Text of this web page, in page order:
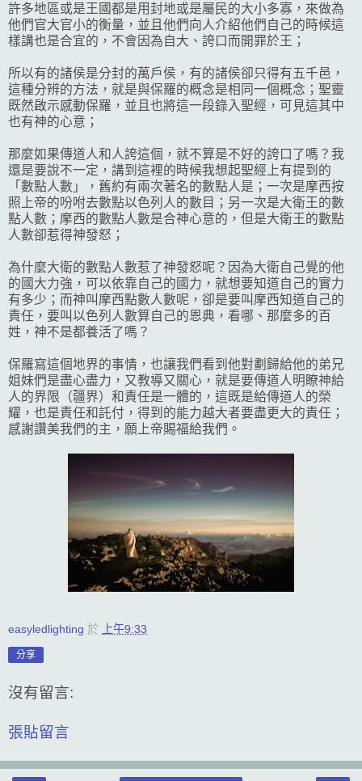
許多地區或是王國都是用封地或是屬民的大小多寡，來做為
他們官大官小的衡量，並且他們向人介紹他們自己的時候這
樣講也是合宜的，不會因為自大、誇口而開罪於王；
所以有的諸侯是分封的萬戶侯，有的諸侯卻只得有五千邑，
這種分辨的方法，就是與保羅的概念是相同一個概念；聖靈
既然啟示感動保羅，並且也將這一段錄入聖經，可見這其中
也有神的心意；
那麼如果傳道人和人誇這個，就不算是不好的誇口了嗎？我
還是要說不一定，講到這裡的時候我想起聖經上有提到的
「數點人數」，舊約有兩次著名的數點人是；一次是摩西按
照上帝的吩咐去數點以色列人的數目；另一次是大衛王的數
點人數；摩西的數點人數是合神心意的，但是大衛王的數點
人數卻惹得神發怒；
為什麼大衛的數點人數惹了神發怒呢？因為大衛自己覺的他
的國大力強，可以依靠自己的國力，就想要知道自己的實力
有多少；而神叫摩西點數人數呢，卻是要叫摩西知道自己的
責任，要叫以色列人數算自己的恩典，看哪、那麼多的百
姓，神不是都養活了嗎？
保羅寫這個地界的事情，也讓我們看到他對劃歸給他的弟兄
姐妹們是盡心盡力，又教導又關心，就是要傳道人明瞭神給
人的界限（疆界）和責任是一體的，這既是給傳道人的榮
耀，也是責任和託付，得到的能力越大者要盡更大的責任；
感謝讚美我們的主，願上帝賜福給我們。
easyledlighting 於 上午9:33
分享
沒有留言:
張貼留言